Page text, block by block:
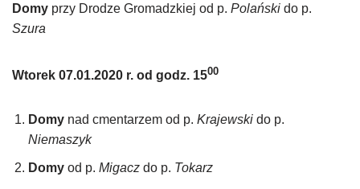
Domy przy Drodze Gromadzkiej od p. Polański do p.
Szura
Wtorek 07.01.2020 r. od godz. 1500
Domy nad cmentarzem od p. Krajewski do p.
Niemaszyk
Domy od p. Migacz do p. Tokarz